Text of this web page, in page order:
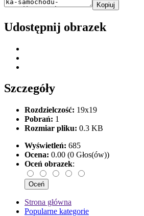
Kopiuj
Udostępnij obrazek
Szczegóły
Rozdzielczość: 19x19
Pobrań: 1
Rozmiar pliku: 0.3 KB
Wyświetleń: 685
Ocena: 0.00 (0 Głos(ów))
Oceń obrazek:
Strona główna
Popularne kategorie